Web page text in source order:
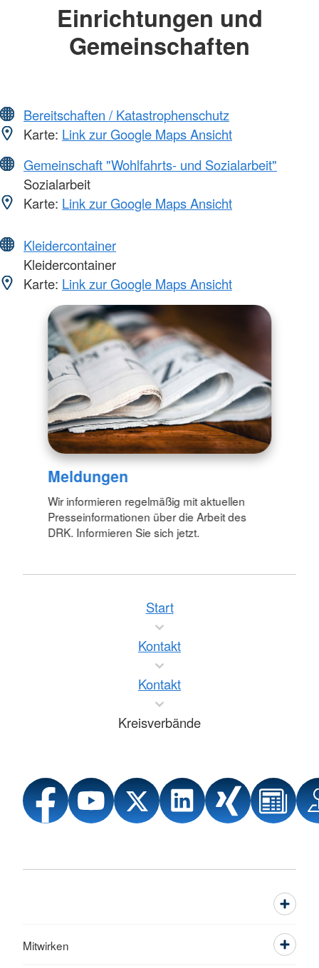
Einrichtungen und
Gemeinschaften
Bereitschaften / Katastrophenschutz
Karte: Link zur Google Maps Ansicht
Gemeinschaft "Wohlfahrts- und Sozialarbeit"
Sozialarbeit
Karte: Link zur Google Maps Ansicht
Kleidercontainer
Kleidercontainer
Karte: Link zur Google Maps Ansicht
Meldungen
Wir informieren regelmäßig mit aktuellen
Presseinformationen über die Arbeit des
DRK. Informieren Sie sich jetzt.
Start
Kontakt
Kontakt
Kreisverbände
Mitwirken